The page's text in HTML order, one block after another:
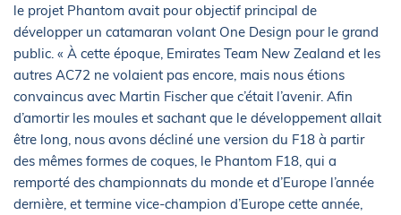
le projet Phantom avait pour objectif principal de
développer un catamaran volant One Design pour le grand
public. « À cette époque, Emirates Team New Zealand et les
autres AC72 ne volaient pas encore, mais nous étions
convaincus avec Martin Fischer que c’était l’avenir. Afin
d’amortir les moules et sachant que le développement allait
être long, nous avons décliné une version du F18 à partir
des mêmes formes de coques, le Phantom F18, qui a
remporté des championnats du monde et d’Europe l’année
dernière, et termine vice-champion d’Europe cette année,